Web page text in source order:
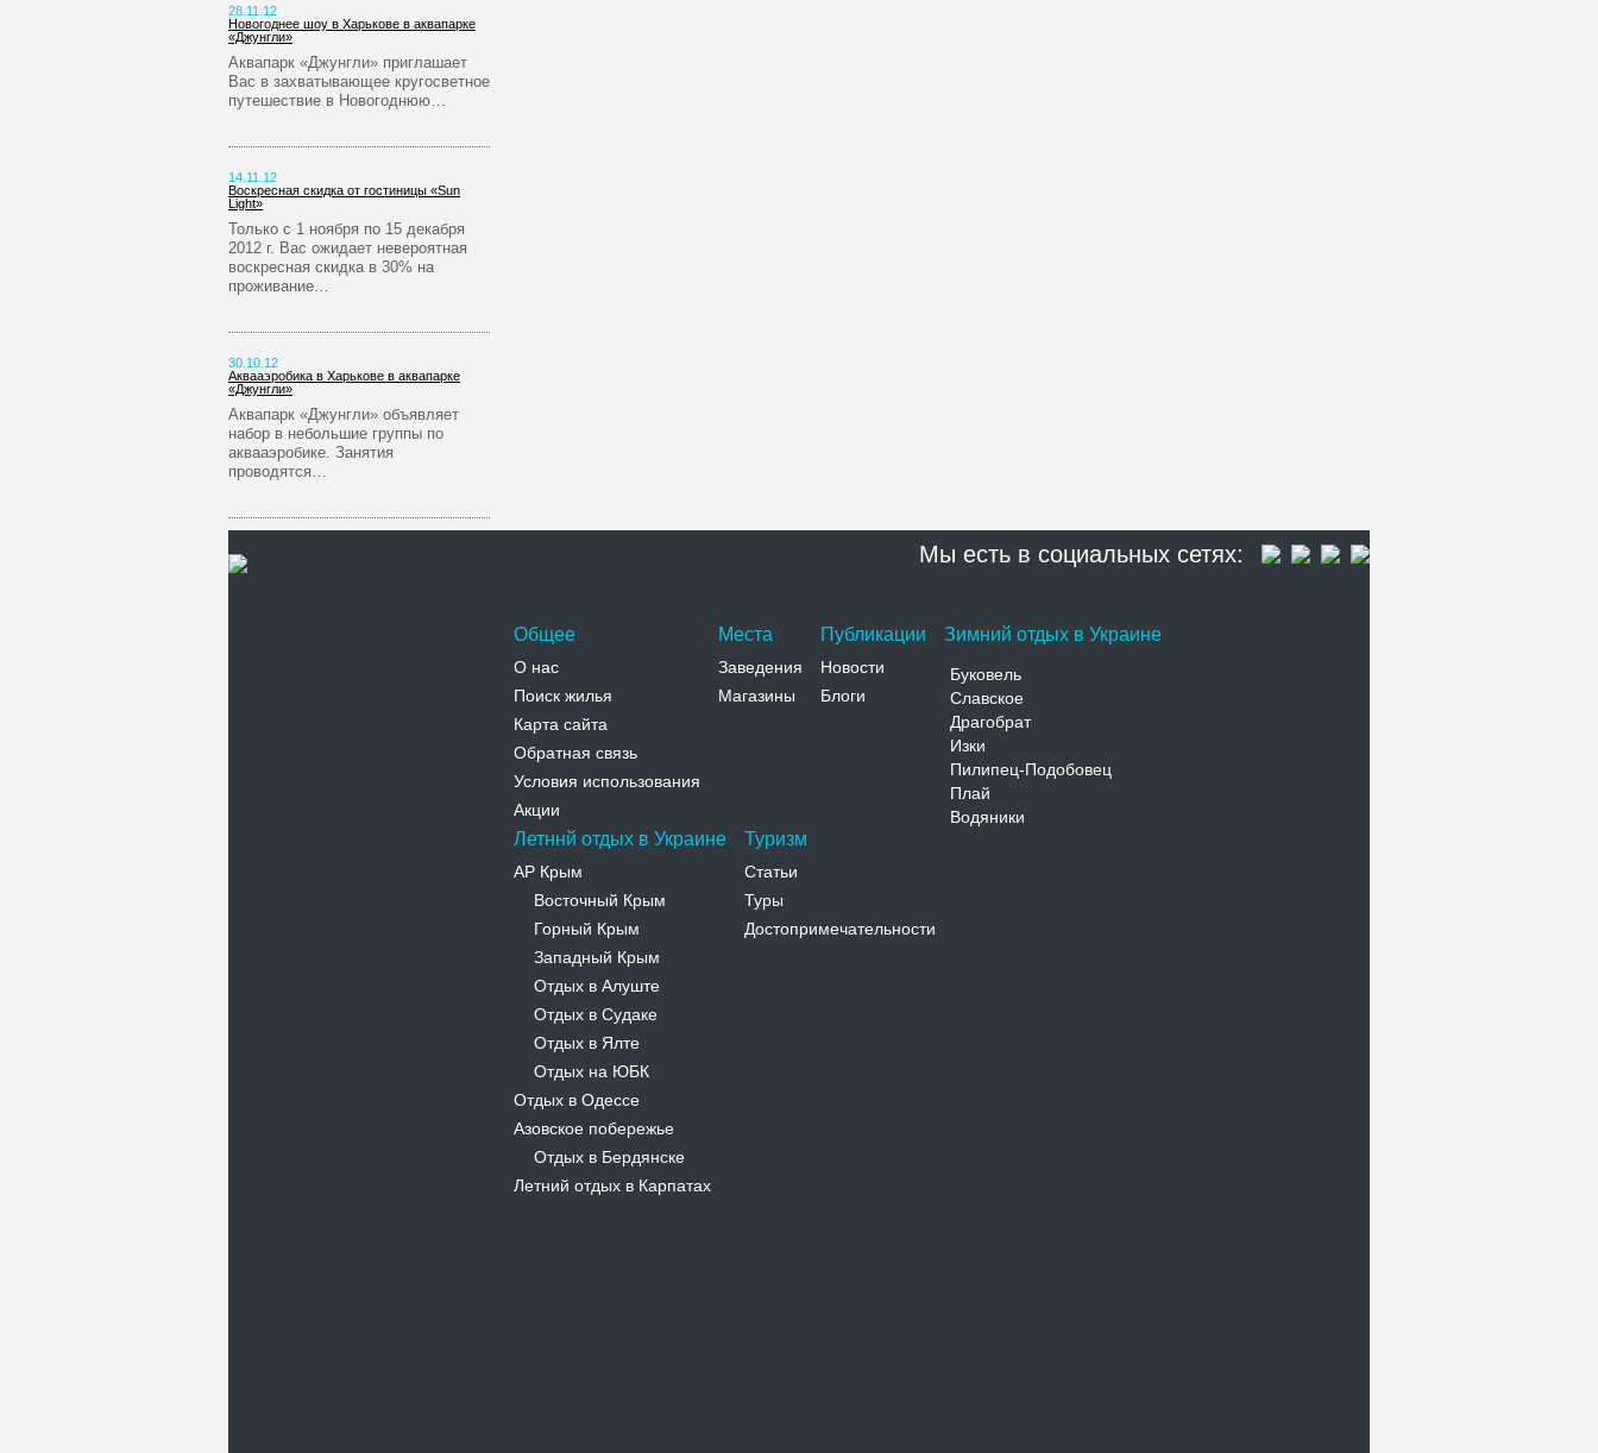
28.11.12
Новогоднее шоу в Харькове в аквапарке
«Джунгли»
Аквапарк «Джунгли» приглашает
Вас в захватывающее кругосветное
путешествие в Новогоднюю…
14.11.12
Воскресная скидка от гостиницы «Sun
Light»
Только с 1 ноября по 15 декабря
2012 г. Вас ожидает невероятная
воскресная скидка в 30% на
проживание…
30.10.12
Аквааэробика в Харькове в аквапарке
«Джунгли»
Аквапарк «Джунгли» объявляет
набор в небольшие группы по
аквааэробике. Занятия
проводятся…
Мы есть в социальных сетях:
Общее
О нас
Поиск жилья
Карта сайта
Обратная связь
Условия использования
Акции
Места
Заведения
Магазины
Публикации
Новости
Блоги
Зимний отдых в Украине
Буковель
Славское
Драгобрат
Изки
Пилипец-Подобовец
Плай
Водяники
Летннй отдых в Украине
АР Крым
Восточный Крым
Горный Крым
Западный Крым
Отдых в Алуште
Отдых в Судаке
Отдых в Ялте
Отдых на ЮБК
Отдых в Одессе
Азовское побережье
Отдых в Бердянске
Летний отдых в Карпатах
Туризм
Статьи
Туры
Достопримечательности